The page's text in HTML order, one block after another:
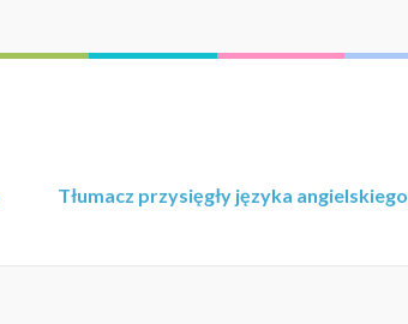
Tłumacz przysięgły języka angielskiego